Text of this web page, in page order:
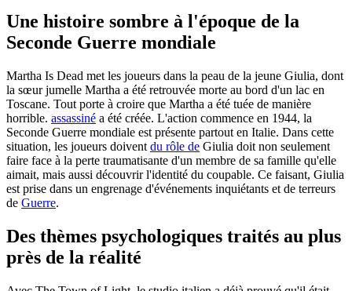
Une histoire sombre à l'époque de la
Seconde Guerre mondiale
Martha Is Dead met les joueurs dans la peau de la jeune Giulia, dont
la sœur jumelle Martha a été retrouvée morte au bord d'un lac en
Toscane. Tout porte à croire que Martha a été tuée de manière
horrible. assassiné a été créée. L'action commence en 1944, la
Seconde Guerre mondiale est présente partout en Italie. Dans cette
situation, les joueurs doivent du rôle de Giulia doit non seulement
faire face à la perte traumatisante d'un membre de sa famille qu'elle
aimait, mais aussi découvrir l'identité du coupable. Ce faisant, Giulia
est prise dans un engrenage d'événements inquiétants et de terreurs
de Guerre.
Des thèmes psychologiques traités au plus
près de la réalité